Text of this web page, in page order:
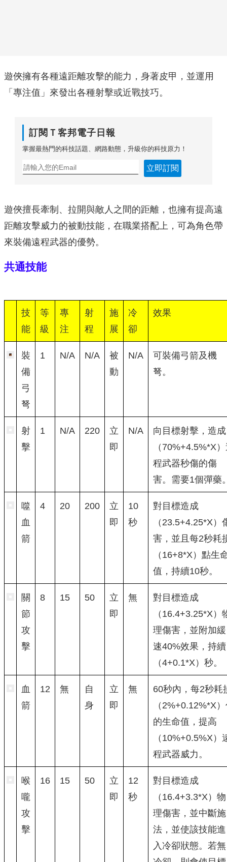
遊俠擁有各種遠距離攻擊的能力，身著皮甲，並運用
「專注值」來發出各種射擊或近戰技巧。
訂閱Ｔ客邦電子日報
掌握最熱門的科技話題、網路動態，升級你的科技原力！
立即訂閱
遊俠擅長牽制、拉開與敵人之間的距離，也擁有提高遠
距離攻擊威力的被動技能，在職業搭配上，可為角色帶
來裝備遠程武器的優勢。
共通技能
技
能
等
級
專
注
射
程
施
展
冷
卻
效果
裝
備
弓
弩
1 N/A N/A
被
動
N/A
可裝備弓箭及機
弩。
射
擊
1 N/A 220
立
即
N/A
向目標射擊，造成
（70%+4.5%*X
程武器秒傷的傷
害。需要1個彈藥
噬
血
箭
4 20 200
立
即
10
秒
對目標造成
（23.5+4.25*X）
害，並且每2秒耗
（16+8*X）點生
值，持續10秒。
關
節
攻
擊
8 15 50
立
即
無
對目標造成
（16.4+3.25*X）
理傷害，並附加緩
速40%效果，持續
（4+0.1*X）秒。
血
箭
12 無
自
身
立
即
無
60秒內，每2秒耗
（2%+0.12%*X
的生命值，提高
（10%+0.5%X）
程武器威力。
喉
嚨
攻
擊
16 15 50
立
即
12
秒
對目標造成
（16.4+3.3*X）物
理傷害，並中斷施
法，並使該技能進
入冷卻狀態。若無